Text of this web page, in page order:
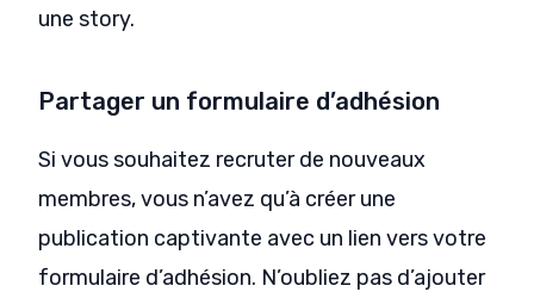
une story.
Partager un formulaire d’adhésion
Si vous souhaitez recruter de nouveaux
membres, vous n’avez qu’à créer une
publication captivante avec un lien vers votre
formulaire d’adhésion. N’oubliez pas d’ajouter